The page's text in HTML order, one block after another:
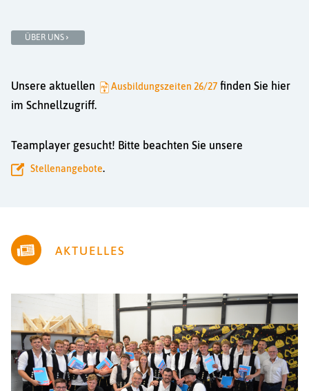
ÜBER UNS
Unsere aktuellen Ausbildungszeiten 26/27 finden Sie hier
im Schnellzugriff.
Teamplayer gesucht! Bitte beachten Sie unsere
Stellenangebote.
AKTUELLES